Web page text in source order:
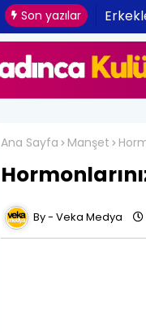
Son yazılar
Ana Sayfa Manşet
Veka Medya